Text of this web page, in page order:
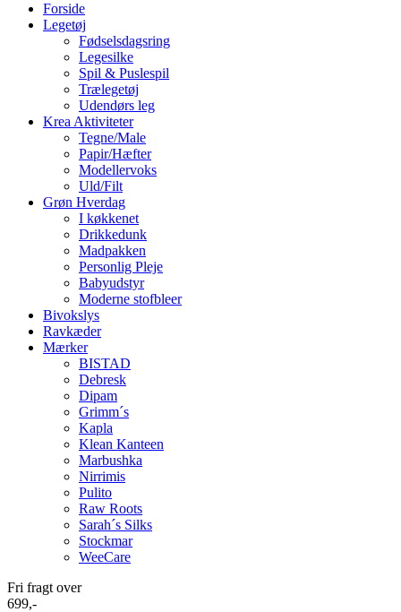
Forside
Legetøj
Fødselsdagsring
Legesilke
Spil & Puslespil
Trælegetøj
Udendørs leg
Krea Aktiviteter
Tegne/Male
Papir/Hæfter
Modellervoks
Uld/Filt
Grøn Hverdag
I køkkenet
Drikkedunk
Madpakken
Personlig Pleje
Babyudstyr
Moderne stofbleer
Bivokslys
Ravkæder
Mærker
BISTAD
Debresk
Dipam
Grimm´s
Kapla
Klean Kanteen
Marbushka
Nirrimis
Pulito
Raw Roots
Sarah´s Silks
Stockmar
WeeCare
Fri fragt over
699,-